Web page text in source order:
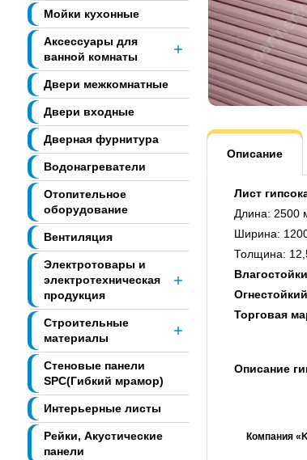
Мойки кухонные
Аксессуары для
ванной комнаты
Двери межкомнатные
Двери входные
Дверная фурнитура
Водонагреватели
Отопительное
оборудование
Вентиляция
Электротовары и
электротехническая
продукция
Строительные
материалы
Стеновые панели
SPC(Гибкий мрамор)
Интерьерные листы
Рейки, Акустические
панели
Описание
Лист
Длина: 2500
Ширина:
Толщина:
Огнестойкий
Торговая
Описание
Компания